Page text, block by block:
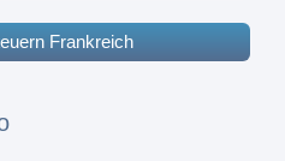
Frankreich